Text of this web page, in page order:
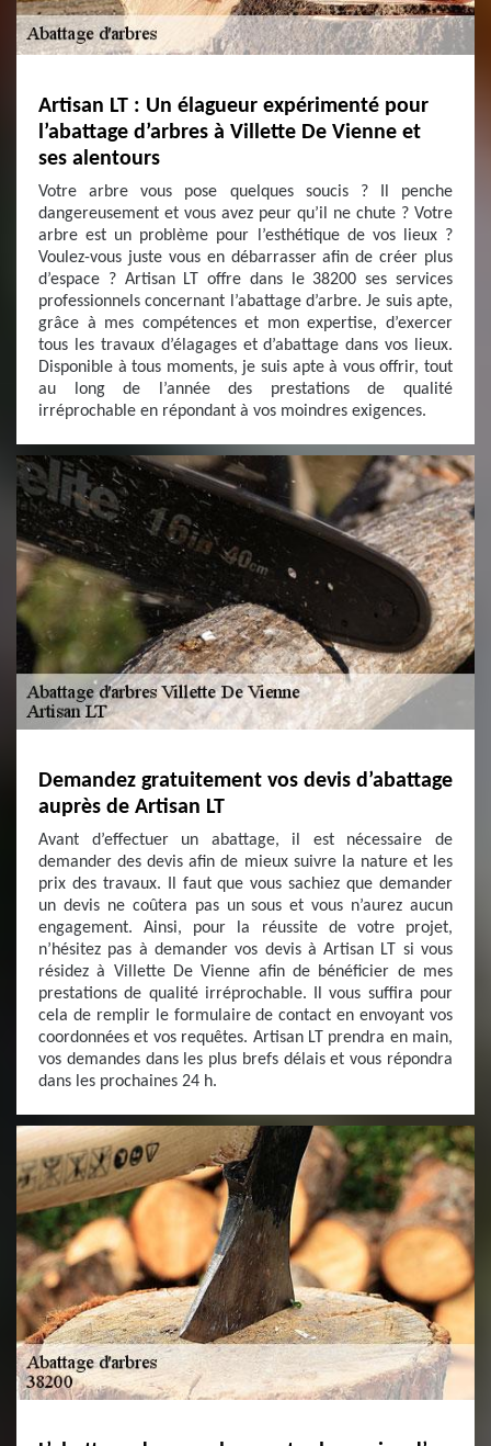
Artisan LT : Un élagueur expérimenté pour
l’abattage d’arbres à Villette De Vienne et
ses alentours
Votre arbre vous pose quelques soucis ? Il penche
dangereusement et vous avez peur qu’il ne chute ? Votre
arbre est un problème pour l’esthétique de vos lieux ?
Voulez-vous juste vous en débarrasser afin de créer plus
d’espace ? Artisan LT offre dans le 38200 ses services
professionnels concernant l’abattage d’arbre. Je suis apte,
grâce à mes compétences et mon expertise, d’exercer
tous les travaux d’élagages et d’abattage dans vos lieux.
Disponible à tous moments, je suis apte à vous offrir, tout
au long de l’année des prestations de qualité
irréprochable en répondant à vos moindres exigences.
Demandez gratuitement vos devis d’abattage
auprès de Artisan LT
Avant d’effectuer un abattage, il est nécessaire de
demander des devis afin de mieux suivre la nature et les
prix des travaux. Il faut que vous sachiez que demander
un devis ne coûtera pas un sous et vous n’aurez aucun
engagement. Ainsi, pour la réussite de votre projet,
n’hésitez pas à demander vos devis à Artisan LT si vous
résidez à Villette De Vienne afin de bénéficier de mes
prestations de qualité irréprochable. Il vous suffira pour
cela de remplir le formulaire de contact en envoyant vos
coordonnées et vos requêtes. Artisan LT prendra en main,
vos demandes dans les plus brefs délais et vous répondra
dans les prochaines 24 h.